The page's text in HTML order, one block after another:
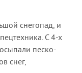
снегопад, и
С 4-х
песко-
снег,